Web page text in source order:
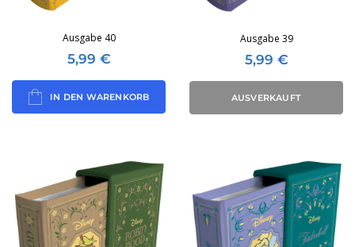
Ausgabe 40
5,99 €
IN DEN WARENKORB
Ausgabe 39
5,99 €
AUSVERKAUFT